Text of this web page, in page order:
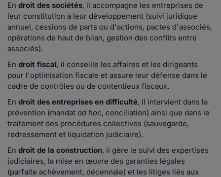
En droit des sociétés, il accompagne les entreprises de
leur constitution à leur développement (suivi juridique
annuel, cessions de parts ou d'actions, pactes d'associés,
opérations de haut de bilan, gestion des conflits entre
associés).
En droit fiscal, il conseille les affaires et les dirigeants
pour l'optimisation fiscale et assure leur défense dans le
cadre de contrôles ou de contentieux fiscaux.
En droit des entreprises en difficulté, il intervient dans la
prévention (mandat ad hoc, conciliation) ainsi que dans le
traitement des procédures collectives (sauvegarde,
redressement et liquidation judiciaire).
En droit de la construction, il gère le suivi des expertises
judiciaires, la mise en œuvre des garanties légales
(parfaite achèvement, décennale) et les litiges liés aux